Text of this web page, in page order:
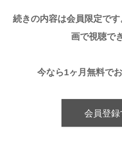
続きの内容は会員限定で
画で視聴で
今なら1ヶ月無料で
会員登録